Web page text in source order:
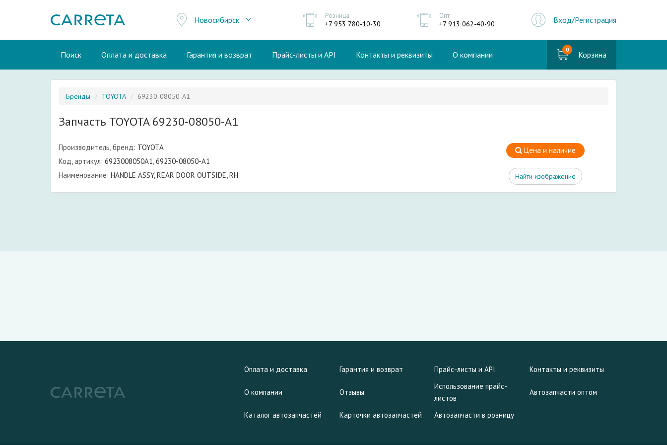
Новосибирск Розница
+7 953 780-10-30
Опт
+7 913 062-40-90 Вход/Регистрация
Поиск Оплата и доставка Гарантия и возврат Прайс-листы и API Контакты и реквизиты О компании 0 Корзина
Бренды TOYOTA 69230-08050-A1
Запчасть TOYOTA 69230-08050-A1
Производитель, бренд: TOYOTA
Код, артикул: 6923008050A1, 69230-08050-A1
Наименование: HANDLE ASSY, REAR DOOR OUTSIDE, RH
Цена и наличие
Найти изображение
Оплата и доставка Гарантия и возврат Прайс-листы и API Контакты и реквизиты
О компании Отзывы
Использование прайс-
листов
Автозапчасти оптом
Каталог автозапчастей Карточки автозапчастей Автозапчасти в розницу